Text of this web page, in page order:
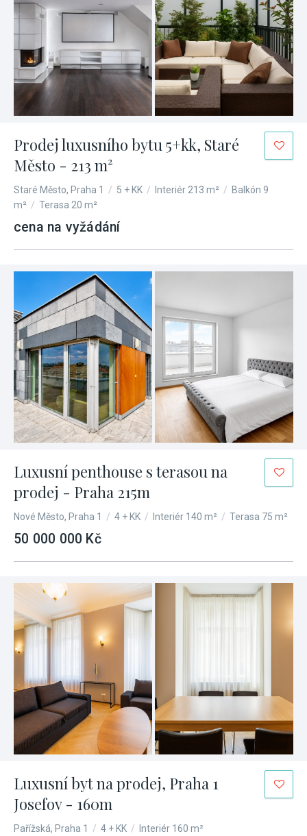
Prodej luxusního bytu 5+kk, Staré
Město - 213 m²
Staré Město, Praha 1 / 5 + KK / Interiér 213 m² / Balkón 9
m² / Terasa 20 m²
cena na vyžádání
Luxusní penthouse s terasou na
prodej - Praha 215m
Nové Město, Praha 1 / 4 + KK / Interiér 140 m² / Terasa 75 m²
50 000 000 Kč
Luxusní byt na prodej, Praha 1
Josefov - 160m
Pařížská, Praha 1 / 4 + KK / Interiér 160 m²